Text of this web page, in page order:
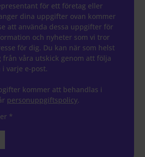
för ett företag eller
dina uppgifter ovan kommer
att använda dessa uppgifter för
och nyheter som vi tror
för dig. Du kan när som helst
från våra utskick genom att följa
varje e-post.
kommer att behandlas i
personuppgiftspolicy.
*